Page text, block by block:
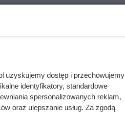
groźne w
powinna być
dozowania
uzyskujemy dostęp i przechowujemy
identyfikatory, standardowe
spersonalizowanych reklam,
oraz ulepszanie usług. Za zgodą